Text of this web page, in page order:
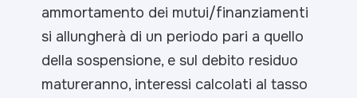
ammortamento dei mutui/finanziamenti
si allungherà di un periodo pari a quello
della sospensione, e sul debito residuo
matureranno, interessi calcolati al tasso